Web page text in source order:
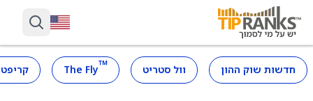
חדשות שוק ההון וול סטריט ™
The Fly